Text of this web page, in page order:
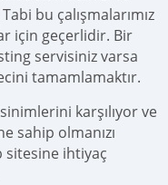
bu çalışmalarımız
için geçerlidir. Bir
servisiniz varsa
tamamlamaktır.
karşılıyor ve
sahip olmanızı
sitesine ihtiyaç